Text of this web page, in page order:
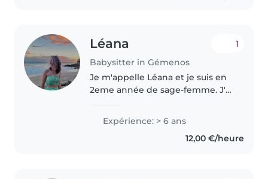
Léana
Babysitter in Gémenos
1
Je m'appelle Léana et je suis en
2eme année de sage-femme. J'ai
nouveaux nés. Je fais du baby-
sitting depuis que j'ai l'âge..
Expérience: > 6 ans
12,00 €/heure